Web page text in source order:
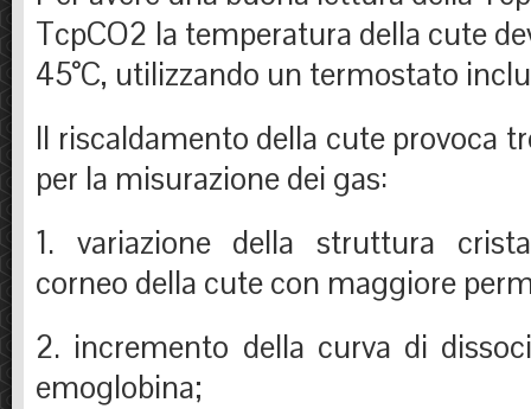
TcpCO2 la temperatura della cute
45°C, utilizzando un termostato
Il riscaldamento della cute provoca
per la misurazione dei gas:
1. variazione della struttura
corneo della cute con maggiore
2. incremento della curva di
emoglobina;